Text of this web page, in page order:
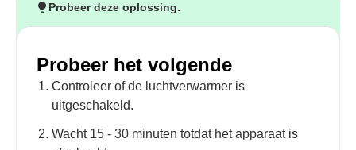
Probeer deze oplossing.
Probeer het volgende
Controleer of de luchtverwarmer is
uitgeschakeld.
Wacht 15 - 30 minuten totdat het apparaat is